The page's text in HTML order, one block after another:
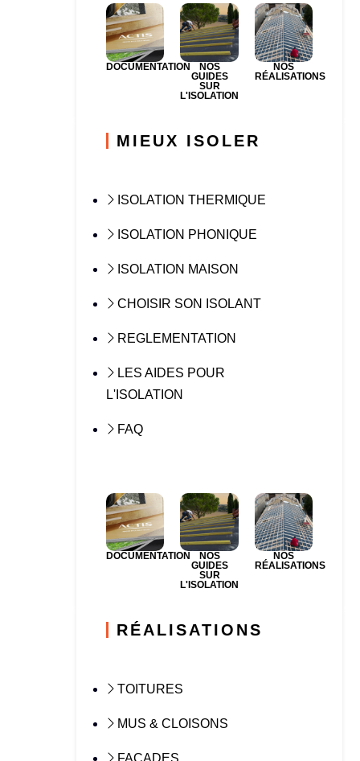
DOCUMENTATION
NOS
GUIDES
SUR
L'ISOLATION
NOS
RÉALISATIONS
MIEUX ISOLER
ISOLATION THERMIQUE
ISOLATION PHONIQUE
ISOLATION MAISON
CHOISIR SON ISOLANT
REGLEMENTATION
LES AIDES POUR
L'ISOLATION
FAQ
DOCUMENTATION
NOS
GUIDES
SUR
L'ISOLATION
NOS
RÉALISATIONS
RÉALISATIONS
TOITURES
MUS & CLOISONS